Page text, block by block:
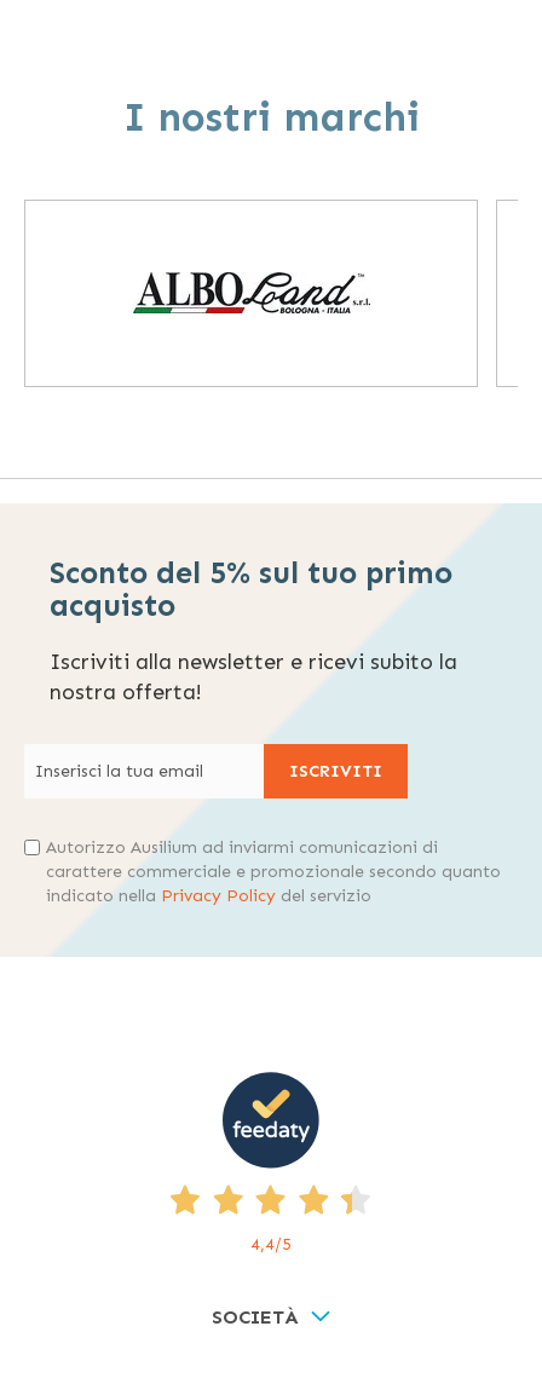
pagina
I nostri marchi
Sconto del 5% sul tuo primo
acquisto
Iscriviti alla newsletter e ricevi subito la
nostra offerta!
ISCRIVITI
Autorizzo Ausilium ad inviarmi comunicazioni di
carattere commerciale e promozionale secondo quanto
indicato nella Privacy Policy del servizio
4,4/5
SOCIETÀ